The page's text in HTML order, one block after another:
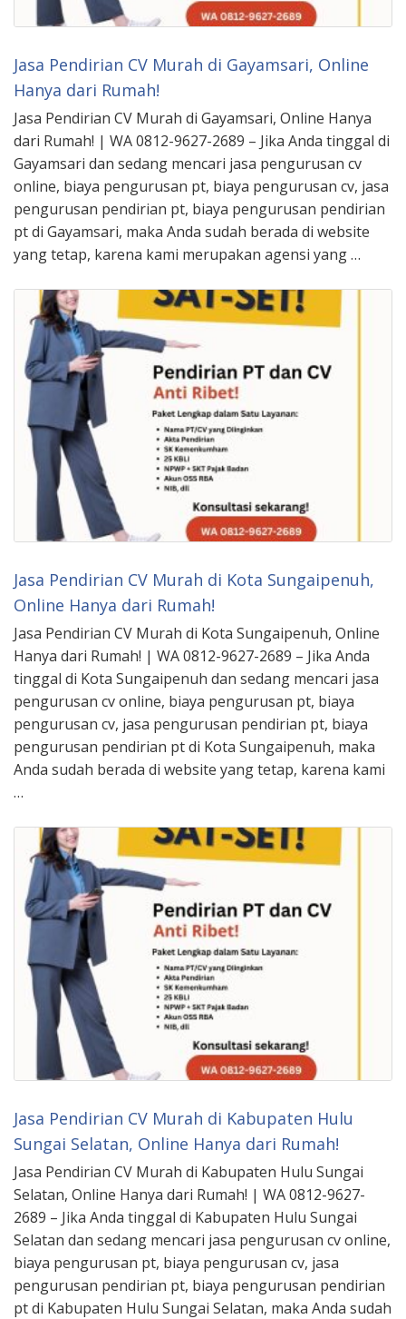
Jasa Pendirian CV Murah di Gayamsari, Online
Hanya dari Rumah!
Jasa Pendirian CV Murah di Gayamsari, Online Hanya
dari Rumah! | WA 0812-9627-2689 – Jika Anda tinggal di
Gayamsari dan sedang mencari jasa pengurusan cv
online, biaya pengurusan pt, biaya pengurusan cv, jasa
pengurusan pendirian pt, biaya pengurusan pendirian
pt di Gayamsari, maka Anda sudah berada di website
yang tetap, karena kami merupakan agensi yang …
Jasa Pendirian CV Murah di Kota Sungaipenuh,
Online Hanya dari Rumah!
Jasa Pendirian CV Murah di Kota Sungaipenuh, Online
Hanya dari Rumah! | WA 0812-9627-2689 – Jika Anda
tinggal di Kota Sungaipenuh dan sedang mencari jasa
pengurusan cv online, biaya pengurusan pt, biaya
pengurusan cv, jasa pengurusan pendirian pt, biaya
pengurusan pendirian pt di Kota Sungaipenuh, maka
Anda sudah berada di website yang tetap, karena kami
…
Jasa Pendirian CV Murah di Kabupaten Hulu
Sungai Selatan, Online Hanya dari Rumah!
Jasa Pendirian CV Murah di Kabupaten Hulu Sungai
Selatan, Online Hanya dari Rumah! | WA 0812-9627-
2689 – Jika Anda tinggal di Kabupaten Hulu Sungai
Selatan dan sedang mencari jasa pengurusan cv online,
biaya pengurusan pt, biaya pengurusan cv, jasa
pengurusan pendirian pt, biaya pengurusan pendirian
pt di Kabupaten Hulu Sungai Selatan, maka Anda sudah